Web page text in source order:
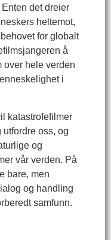
det dreier
heltemot,
for globalt
å
over hele verden
i
katastrofefilmer
utfordre oss, og
og
vår verden. På
bare, men
og handling
samfunn.